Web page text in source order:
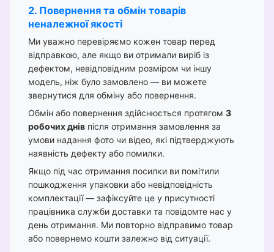
2. Повернення та обмін товарів
неналежної якості
Ми уважно перевіряємо кожен товар перед
відправкою, але якщо ви отримали виріб із
дефектом, невідповідним розміром чи іншу
модель, ніж було замовлено — ви можете
звернутися для обміну або повернення.
Обмін або повернення здійснюється протягом 3
робочих днів після отримання замовлення за
умови надання фото чи відео, які підтверджують
наявність дефекту або помилки.
Якщо під час отримання посилки ви помітили
пошкодження упаковки або невідповідність
комплектації — зафіксуйте це у присутності
працівника служби доставки та повідомте нас у
день отримання. Ми повторно відправимо товар
або повернемо кошти залежно від ситуації.